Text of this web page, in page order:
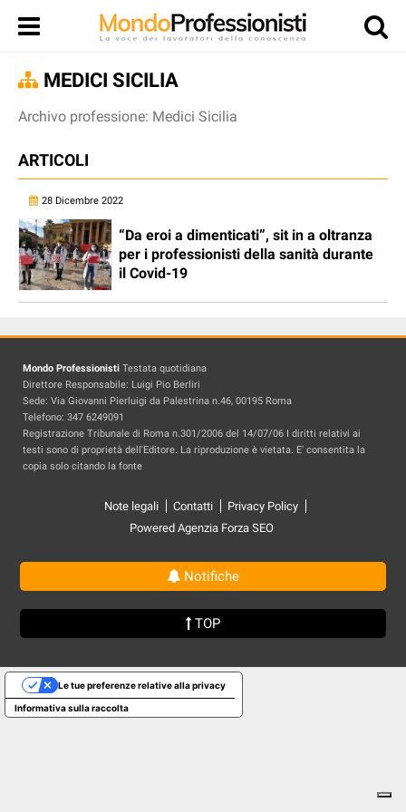
MEDICI SICILIA
Archivo professione: Medici Sicilia
ARTICOLI
28 Dicembre 2022
“Da eroi a dimenticati”, sit in a oltranza
per i professionisti della sanità durante
il Covid-19
Mondo Professionisti Testata quotidiana
Direttore Responsabile: Luigi Pio Berliri
Sede: Via Giovanni Pierluigi da Palestrina n.46, 00195 Roma
Telefono: 347 6249091
Registrazione Tribunale di Roma n.301/2006 del 14/07/06 I diritti relativi ai
testi sono di proprietà dell'Editore. La riproduzione è vietata. E' consentita la
copia solo citando la fonte
Note legali Contatti
Privacy Policy
Powered Agenzia Forza SEO
Notifiche
TOP
Informativa sulla raccolta
Le tue preferenze relative alla privacy